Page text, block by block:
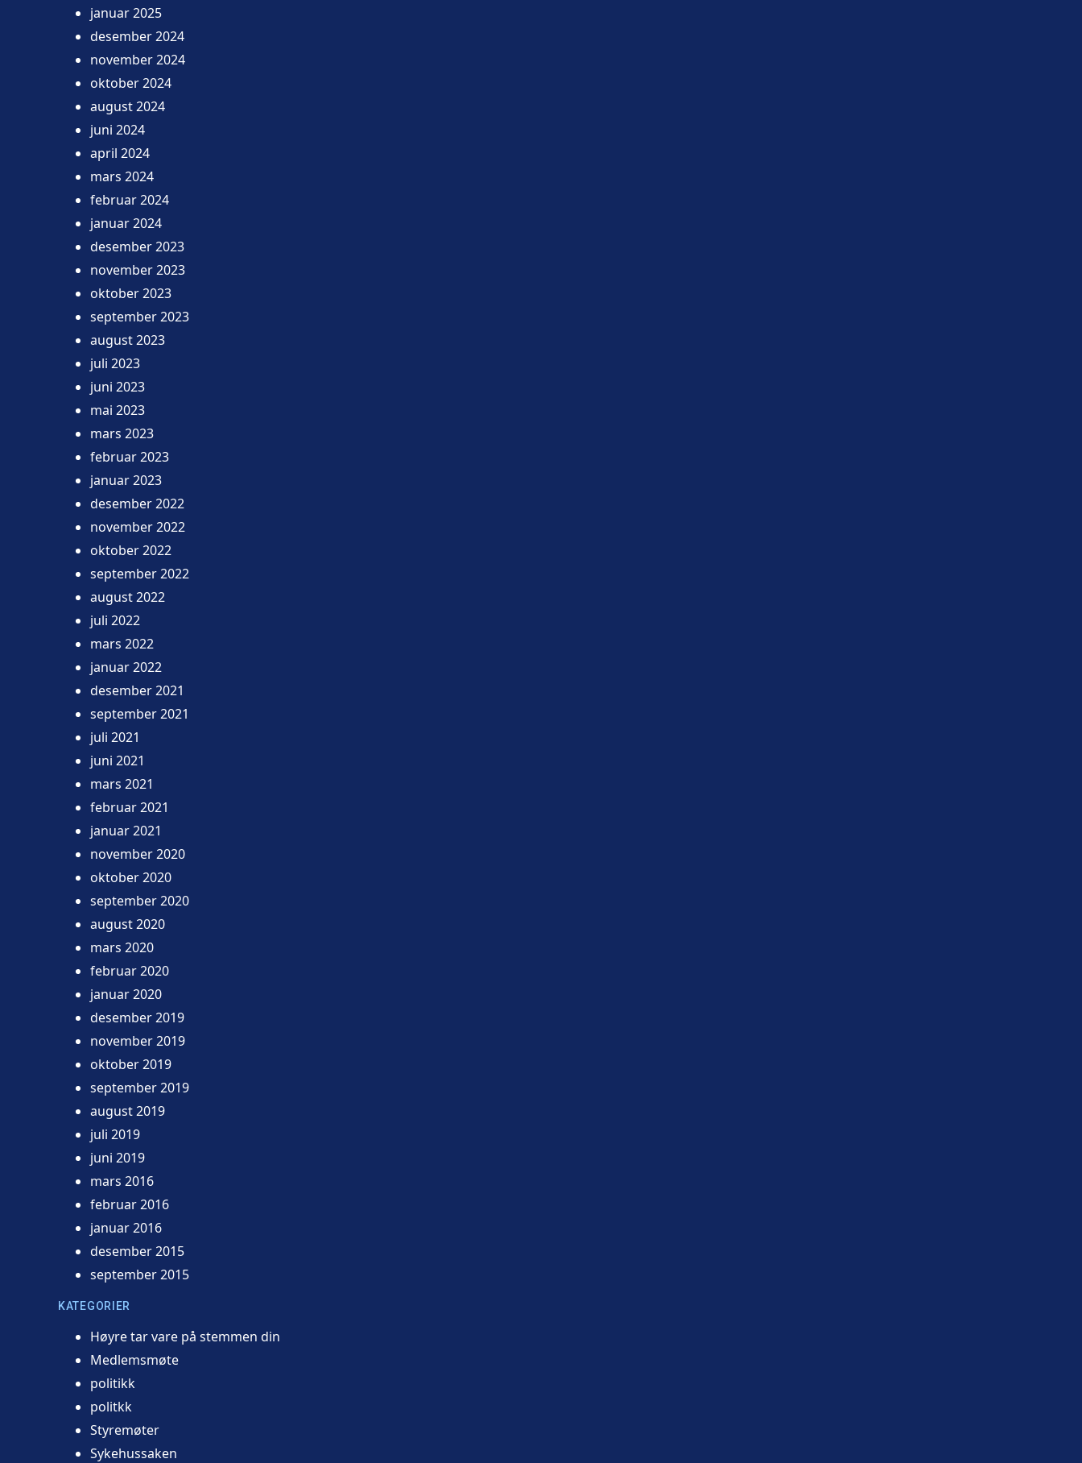
januar 2025
desember 2024
november 2024
oktober 2024
august 2024
juni 2024
april 2024
mars 2024
februar 2024
januar 2024
desember 2023
november 2023
oktober 2023
september 2023
august 2023
juli 2023
juni 2023
mai 2023
mars 2023
februar 2023
januar 2023
desember 2022
november 2022
oktober 2022
september 2022
august 2022
juli 2022
mars 2022
januar 2022
desember 2021
september 2021
juli 2021
juni 2021
mars 2021
februar 2021
januar 2021
november 2020
oktober 2020
september 2020
august 2020
mars 2020
februar 2020
januar 2020
desember 2019
november 2019
oktober 2019
september 2019
august 2019
juli 2019
juni 2019
mars 2016
februar 2016
januar 2016
desember 2015
september 2015
KATEGORIER
Høyre tar vare på stemmen din
Medlemsmøte
politikk
politkk
Styremøter
Sykehussaken